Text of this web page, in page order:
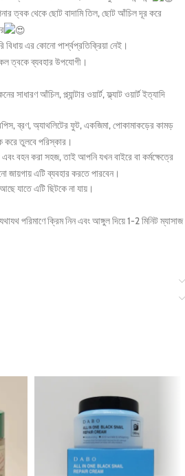
ত্বক থেকে ছোট বাদামি তিল, ছোট আঁচিল দূর করে
বিধায় এর কোনো পার্শ্বপ্রতিক্রিয়া নেই।
ত্বকে ব্যবহার উপযোগী।
সাধারণ আঁচিল, প্ল্যান্টার ওয়ার্ট, ফ্ল্যাট ওয়ার্ট ইত্যাদি
ব্রণ, অ্যাথলিটের ফুট, একজিমা, পোকামাকড়ের কামড়
তুলবে পরিস্কার।
এবং বহন করা সহজ, তাই আপনি যখন বাইরে বা কর্মক্ষেত্রে
এটি ব্যবহার করতে পারবেন।
যাতে এটি ছিটকে না যায়।
পরিমাণে ক্রিম নিন এবং আঙ্গুল দিয়ে 1-2 মিনিট ম্যাসাজ